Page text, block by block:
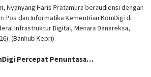
Percepat Penuntasa…